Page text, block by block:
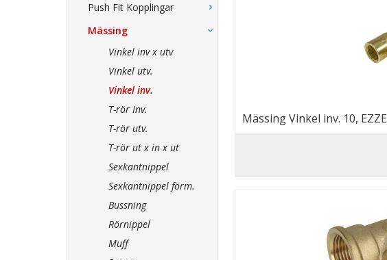
Push Fit Kopplingar
Mässing
Vinkel inv x utv
Vinkel utv.
Vinkel inv.
T-rör Inv.
T-rör utv.
T-rör ut x in x ut
Sexkantnippel
Sexkantnippel förm.
Bussning
Rörnippel
Muff
Mässing Vinkel inv. 10, EZZE